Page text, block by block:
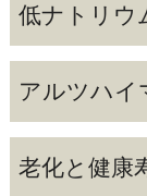
低ナトリウ
アルツハイ
老化と健康